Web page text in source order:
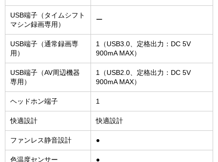
USB端子（タイムシフト
マシン録画専用）
ー
USB端子（通常録画専
用）
1（USB3.0、定格出力：DC 5V
900mA MAX）
USB端子（AV周辺機器
専用）
1（USB2.0、定格出力：DC 5V
900mA MAX）
ヘッドホン端子 1
快適設計 快適設計
ファンレス静音設計 ●
色温度センサー ●